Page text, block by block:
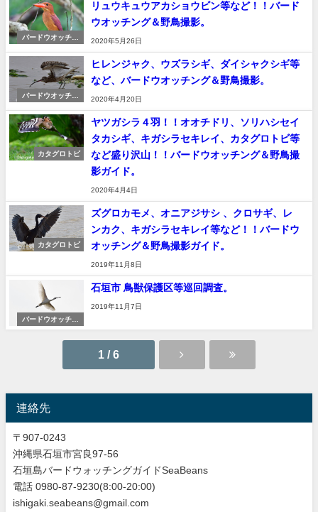
バードウオッチン
リュウキュウアカショウビン等など！！バード
ウオッチング＆野鳥撮影。
2020年5月26日
バードウオッチン
ヒレンジャク、ウズラシギ、ダイシャクシギ等
など、バードウオッチング＆野鳥撮影。
2020年4月20日
カタグロトビ
ヤツガシラ４羽！！オオチドリ、ソリハシセイ
タカシギ、キガシラセキレイ、カタグロトビ等
など盛り沢山！！バードウオッチング＆野鳥撮
影ガイド。
2020年4月4日
カタグロトビ
ズグロカモメ、オニアジサシ 、クロサギ、レ
ンカク、キガシラセキレイ等など！！バードウ
オッチング＆野鳥撮影ガイド。
2019年11月8日
バードウオッチン
グ＆野鳥撮影
石垣市 鳥獣保護区等巡回調査。
2019年11月7日
1 / 6
連絡先
〒907-0243
沖縄県石垣市宮良97-56
石垣島バードウォッチングガイドSeaBeans
電話 0980-87-9230(8:00-20:00)
ishigaki.seabeans@gmail.com